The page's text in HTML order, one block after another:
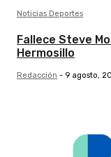
Noticias Deportes
Fallece Steve
Hermosillo
Redacción - 9 agosto,